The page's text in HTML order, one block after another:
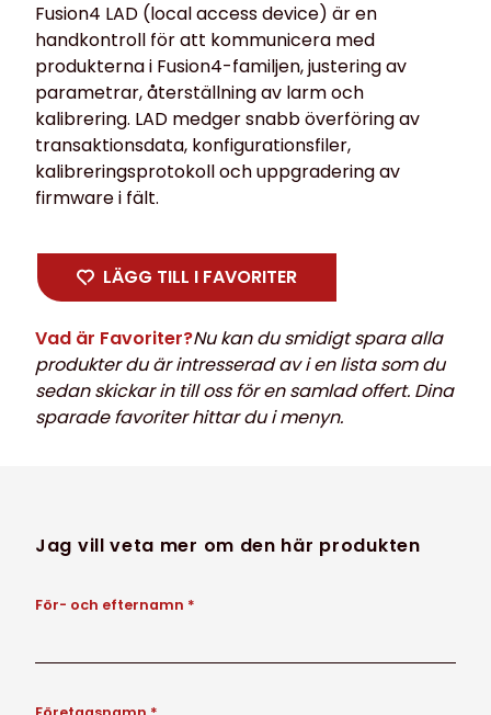
Fusion4 LAD (local access device) är en
handkontroll för att kommunicera med
produkterna i Fusion4-familjen, justering av
parametrar, återställning av larm och
kalibrering. LAD medger snabb överföring av
transaktionsdata, konfigurationsfiler,
kalibreringsprotokoll och uppgradering av
firmware i fält.
LÄGG TILL I FAVORITER
Vad är Favoriter?Nu kan du smidigt spara alla
produkter du är intresserad av i en lista som du
sedan skickar in till oss för en samlad offert. Dina
sparade favoriter hittar du i menyn.
Jag vill veta mer om den här produkten
För- och efternamn *